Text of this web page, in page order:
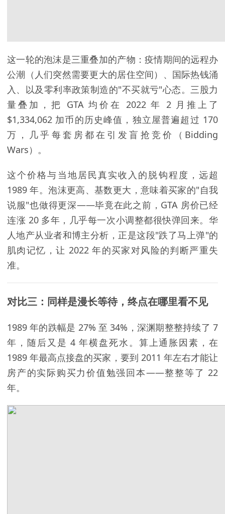
这一轮的泡沫是三重叠加的产物：疫情期间的远程办
公潮（人们突然需要更大的居住空间）、国际热钱涌
入、以及零利率政策制造的"不买就亏"心态。三股力
量叠加，把 GTA 均价在 2022 年 2 月推上了
$1,334,062 加币的历史峰值，独立屋普遍超过 170
万，几乎每套房都在引发盲抢竞价（Bidding
Wars）。
这个价格与当地居民真实收入的脱钩程度，远超
1989 年。泡沫更高、基数更大，意味着买家的"自我
说服"也做得更深——毕竟在此之前，GTA 房价已经
连涨 20 多年，几乎每一次小调整都很快弹回来。华
人地产从业者和博主分析，正是这段"跌了马上弹"的
肌肉记忆，让 2022 年的买家对风险的判断严重失
准。
对比三：同样是漫长等待，终点在哪里看不见
1989 年的跌幅是 27% 至 34%，深渊期整整持续了 7
年，随后又是 4 年横盘死水。算上通胀因素，在
1989 年最高点接盘的买家，要到 2011 年左右才能让
房产的实际购买力价值勉强回本——整整等了 22
年。